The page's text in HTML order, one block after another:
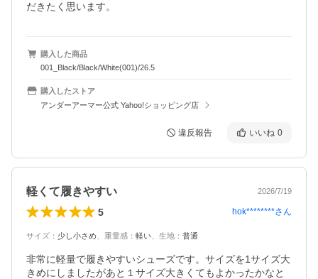
だきたく思います。
購入した商品
001_Black/Black/White(001)/26.5
購入したストア
アンダーアーマー公式 Yahoo!ショッピング店
違反報告 いいね 0
軽くて履きやすい 2026/7/19
5 hok********さん
サイズ ： 少し小さめ 重量感 ： 軽い 生地 ： 普通
非常に軽量で履きやすいシューズです。サイズを1サイズ大
きめにしましたがあと１サイズ大きくてもよかったかなと